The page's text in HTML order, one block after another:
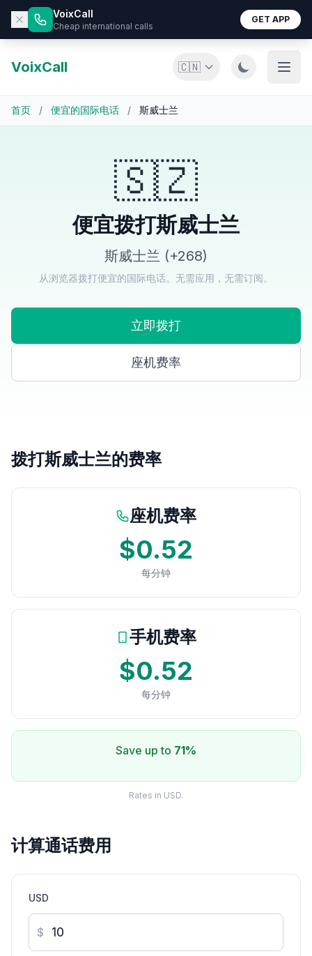
VoixCall
Cheap international calls
GET APP
VoixCall 🇨🇳
首页 / 便宜的国际电话 / 斯威士兰
🇸🇿
便宜拨打斯威士兰
斯威士兰 (+268)
从浏览器拨打便宜的国际电话。无需应用，无需订阅。
立即拨打
座机费率
拨打斯威士兰的费率
座机费率
$0.52
每分钟
手机费率
$0.52
每分钟
Save up to 71%
Rates in USD.
计算通话费用
USD
$